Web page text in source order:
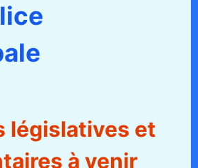
législatives et
à venir